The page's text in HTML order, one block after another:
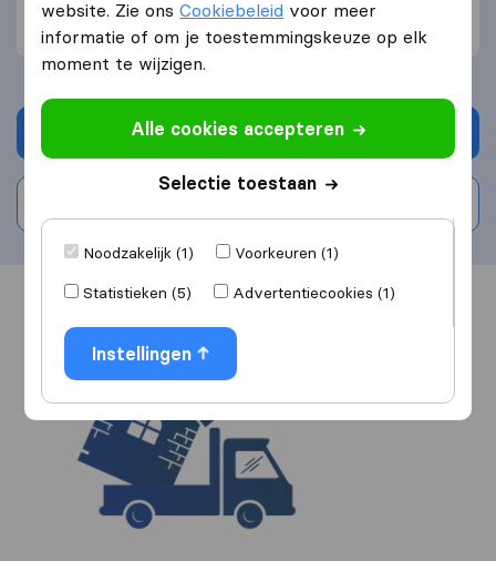
Vriendelijk (1)
Vraag offerte aan
website. Zie onsCookiebeleid voor meer
informatie of om je toestemmingskeuze op elk
moment te wijzigen.
Alle cookies accepteren
Selectie toestaan
Noodzakelijk (1)
Voorkeuren (1)
Statistieken (5)
Advertentiecookies (1)
Instellingen